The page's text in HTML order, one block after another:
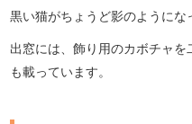
黒い猫がちょうど影のようにな
出窓には、飾り用のカボチャ
も載っています。